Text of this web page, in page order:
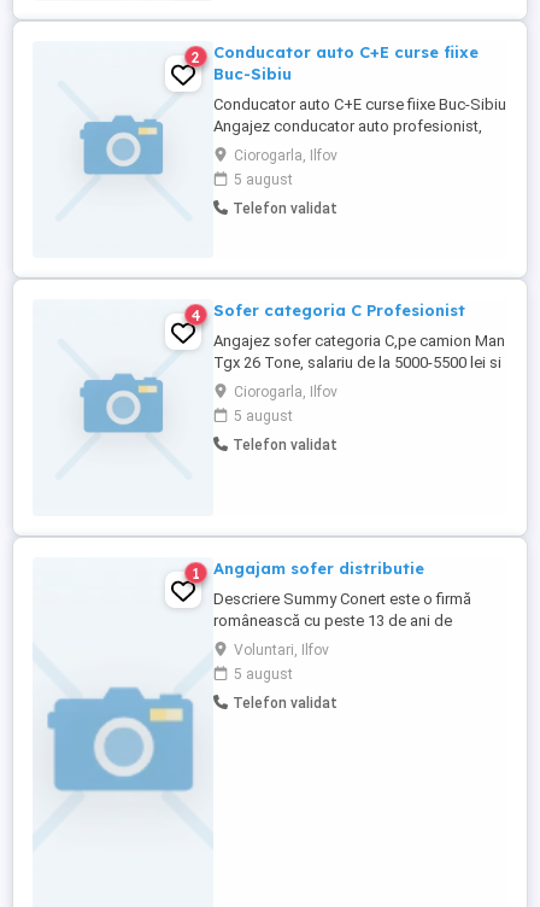
2
Conducator auto C+E curse fiixe
Buc-Sibiu
Conducator auto C+E curse fiixe Buc-Sibiu
Angajez conducator auto profesionist,
posesor de permis conducere categ C,
C+E, atestat profesional, card tahograf,
atestatul ADR nu este obligatoriu dar
poate fi util. Masina este cap tractor Man
Ciorogarla, Ilfov
5 august
Telefon validat
4 Sofer categoria C Profesionist
Angajez sofer categoria C,pe camion Man
Tgx 26 Tone, salariu de la 5000-5500 lei si
un plin de combustibil Distributie marfa
paletizata Bucuresti Incarcare in fiecare
dimineata de la Ciorogarla km Program de
luni pana vineri (liber sambata, duminica si
Ciorogarla, Ilfov
5 august
Telefon validat
1 Angajam sofer distributie
Descriere Summy Conert este o firmă
românească cu peste 13 de ani de
activitate în comert. Firma este localizată
în Voluntari. Suntem in cautarea unui sofer
pentru distributia produselor
comercializate de noi in Bucuresti si pe
Voluntari, Ilfov
5 august
Telefon validat